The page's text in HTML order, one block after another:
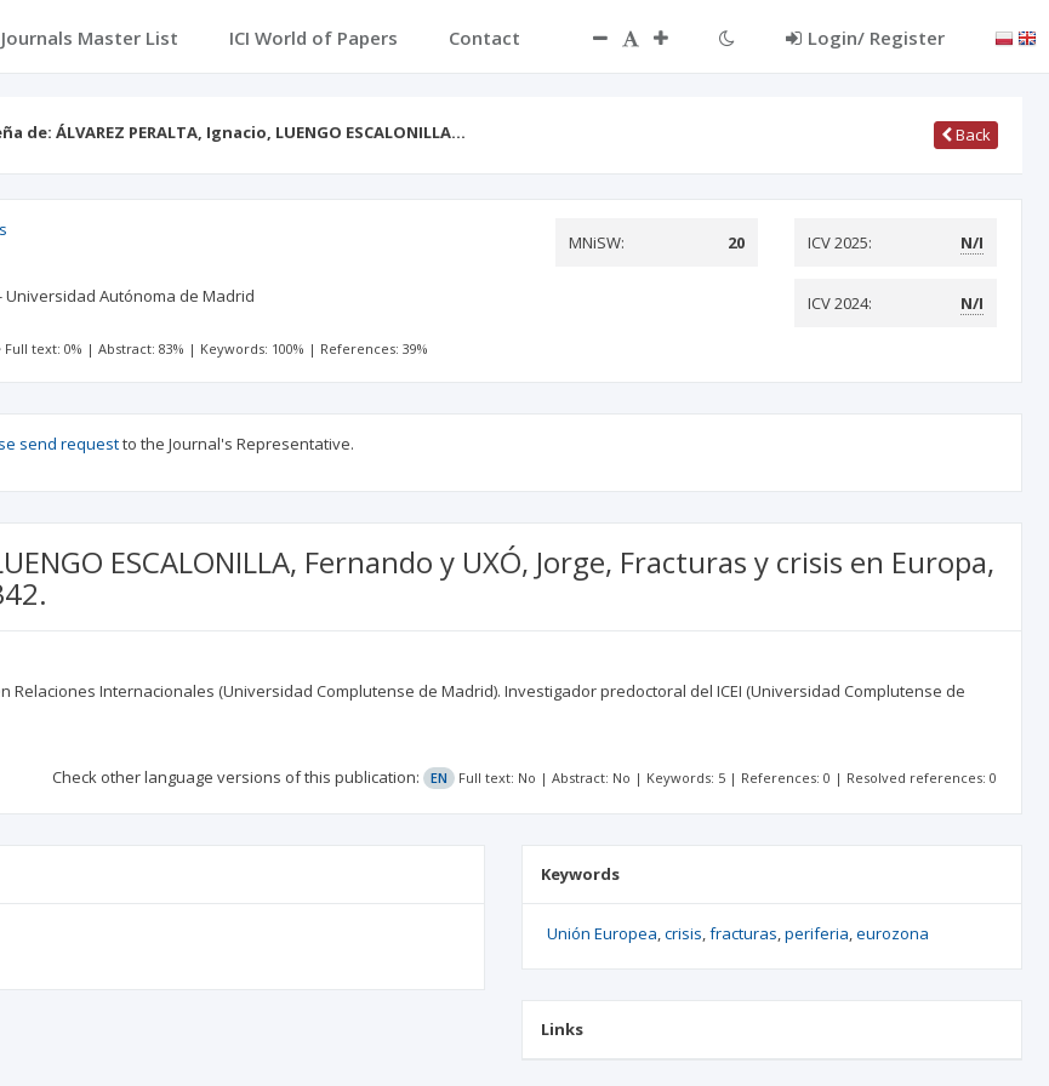
Journals Master List ICI World of Papers Contact Login/ Register
de: ÁLVAREZ PERALTA, Ignacio, LUENGO ESCALONILLA… Back
Universidad Autónoma de Madrid
MNiSW: 20 ICV 2025: N/I
ICV 2024: N/I
Full text: 0% |Abstract: 83% | Keywords: 100% | References: 39%
send requestto the Journal's Representative.
ESCALONILLA, Fernando y UXÓ, Jorge, Fracturas y crisis en Europa,
Relaciones Internacionales (Universidad Complutense de Madrid). Investigador predoctoral del ICEI (Universidad Complutense de
Check other language versions of this publication: EN Full text: No | Abstract: No | Keywords: 5 | References: 0 | Resolved references: 0
Keywords
Unión Europea crisis fracturas periferia eurozona
Links